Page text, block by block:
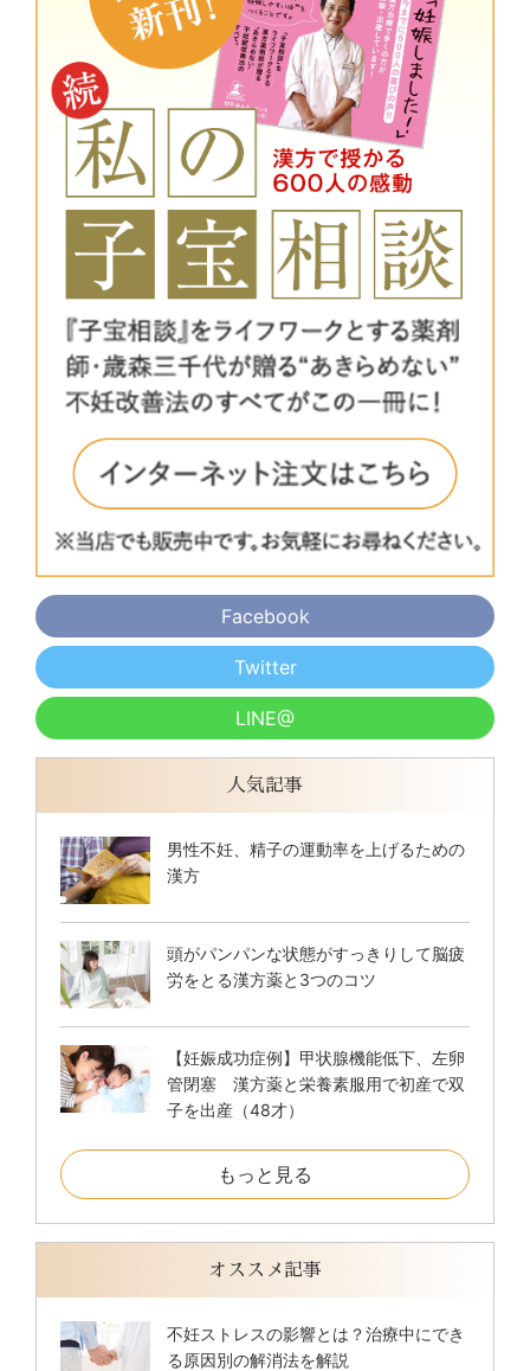
Facebook
Twitter
LINE@
人気記事
男性不妊、精子の運動率を上げるための
漢方
頭がパンパンな状態がすっきりして脳疲
労をとる漢方薬と3つのコツ
【妊娠成功症例】甲状腺機能低下、左卵
管閉塞 漢方薬と栄養素服用で初産で双
子を出産（48才）
もっと見る
オススメ記事
不妊ストレスの影響とは？治療中にでき
る原因別の解消法を解説